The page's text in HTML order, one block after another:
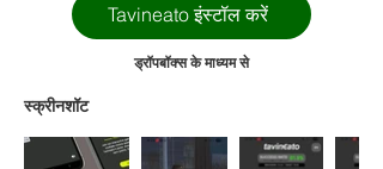
Tavineato इंस्टॉल करें
ड्रॉपबॉक्स के माध्यम से
स्क्रीनशॉट